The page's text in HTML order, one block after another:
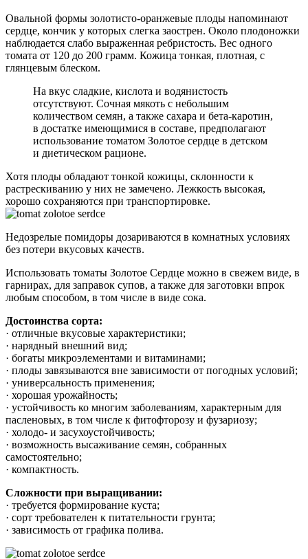
Овальной формы золотисто-оранжевые плоды напоминают
сердце, кончик у которых слегка заострен. Около плодоножки
наблюдается слабо выраженная ребристость. Вес одного
томата от 120 до 200 грамм. Кожица тонкая, плотная, с
глянцевым блеском.
На вкус сладкие, кислота и водянистость
отсутствуют. Сочная мякоть с небольшим
количеством семян, а также сахара и бета-каротин,
в достатке имеющимися в составе, предполагают
использование томатом Золотое сердце в детском
и диетическом рационе.
Хотя плоды обладают тонкой кожицы, склонности к
растрескиванию у них не замечено. Лежкость высокая,
хорошо сохраняются при транспортировке.
Недозрелые помидоры дозариваются в комнатных условиях
без потери вкусовых качеств.
Использовать томаты Золотое Сердце можно в свежем виде, в
гарнирах, для заправок супов, а также для заготовки впрок
любым способом, в том числе в виде сока.
Достоинства сорта:
· отличные вкусовые характеристики;
· нарядный внешний вид;
· богаты микроэлементами и витаминами;
· плоды завязываются вне зависимости от погодных условий;
· универсальность применения;
· хорошая урожайность;
· устойчивость ко многим заболеваниям, характерным для
пасленовых, в том числе к фитофторозу и фузариозу;
· холодо- и засухоустойчивость;
· возможность высаживание семян, собранных
самостоятельно;
· компактность.
Сложности при выращивании:
· требуется формирование куста;
· сорт требователен к питательности грунта;
· зависимость от графика полива.